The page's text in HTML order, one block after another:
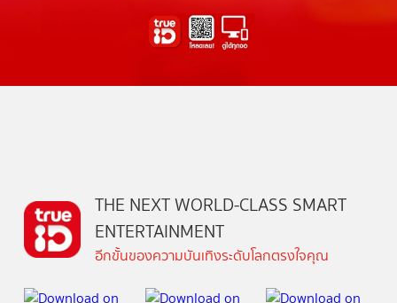
THE NEXT WORLD-CLASS SMART
ENTERTAINMENT
อีกขั้นของความบันเทิงระดับโลกตรงใจคุณ